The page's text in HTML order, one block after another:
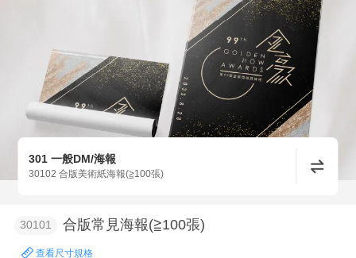
301 一般DM/海報
30102 合版美術紙海報(≧100張)
30101 合版常見海報(≧100張)
查看尺寸規格